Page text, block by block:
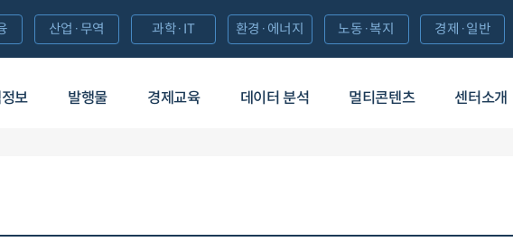
보 발행물 경제교육 데이터 분석 멀티콘텐츠 센터소개
산업·무역 과학·IT 환경·에너지 노동·복지 경제·일반